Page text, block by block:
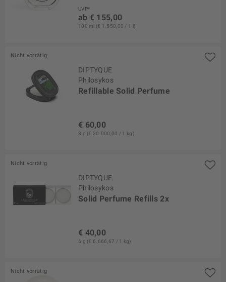
UVP*
ab € 155,00
100 ml (€ 1.550,00 / 1 l)
Nicht vorrätig
DIPTYQUE
Philosykos
Refillable Solid Perfume
€ 60,00
3 g (€ 20.000,00 / 1 kg)
Nicht vorrätig
DIPTYQUE
Philosykos
Solid Perfume Refills 2x
€ 40,00
6 g (€ 6.666,67 / 1 kg)
Nicht vorrätig